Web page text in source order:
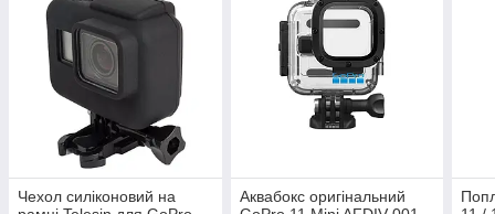
Чехол силіконовий на
Аквабокс оригінальний